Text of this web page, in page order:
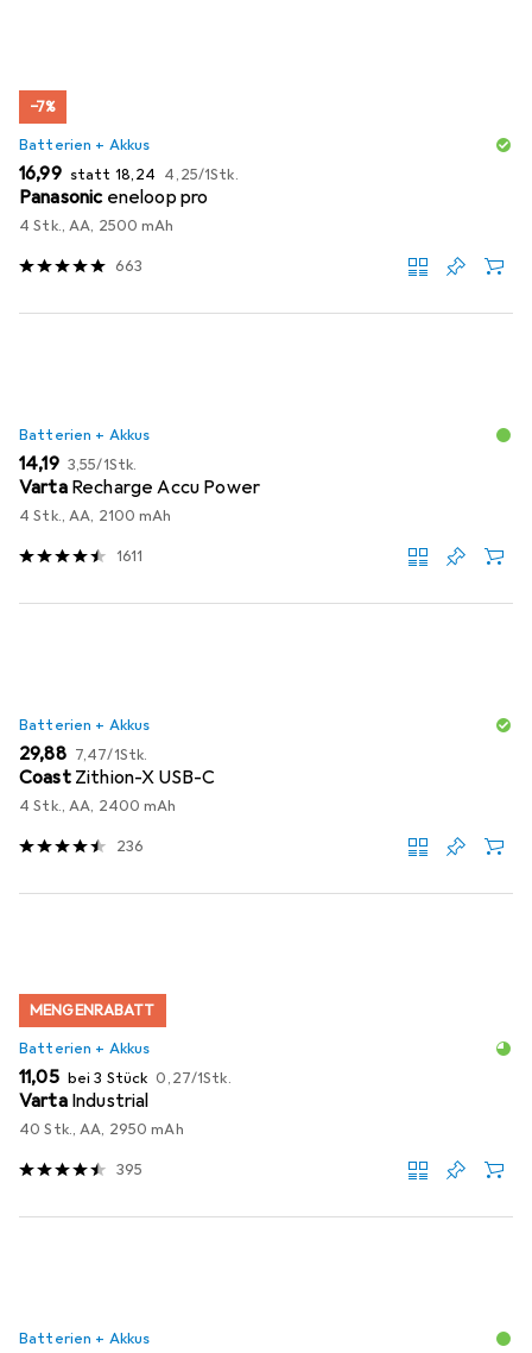
−7%
Batterien + Akkus
EUR
16,99 statt EUR
18,24 EUR
4,25/1Stk.
Panasonic eneloop pro
4 Stk., AA, 2500 mAh
663
Batterien + Akkus
EUR
14,19 EUR
3,55/1Stk.
Varta Recharge Accu Power
4 Stk., AA, 2100 mAh
1611
Batterien + Akkus
EUR
29,88 EUR
7,47/1Stk.
Coast Zithion-X USB-C
4 Stk., AA, 2400 mAh
236
MENGENRABATT
Batterien + Akkus
EUR
11,05 bei 3 Stück EUR
0,27/1Stk.
Varta Industrial
40 Stk., AA, 2950 mAh
395
Batterien + Akkus